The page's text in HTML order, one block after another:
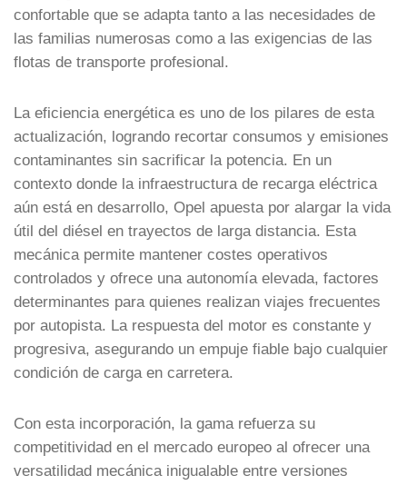
confortable que se adapta tanto a las necesidades de
las familias numerosas como a las exigencias de las
flotas de transporte profesional.
La eficiencia energética es uno de los pilares de esta
actualización, logrando recortar consumos y emisiones
contaminantes sin sacrificar la potencia. En un
contexto donde la infraestructura de recarga eléctrica
aún está en desarrollo, Opel apuesta por alargar la vida
útil del diésel en trayectos de larga distancia. Esta
mecánica permite mantener costes operativos
controlados y ofrece una autonomía elevada, factores
determinantes para quienes realizan viajes frecuentes
por autopista. La respuesta del motor es constante y
progresiva, asegurando un empuje fiable bajo cualquier
condición de carga en carretera.
Con esta incorporación, la gama refuerza su
competitividad en el mercado europeo al ofrecer una
versatilidad mecánica inigualable entre versiones